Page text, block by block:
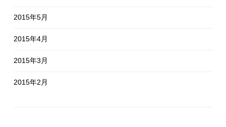
2015年5月
2015年4月
2015年3月
2015年2月